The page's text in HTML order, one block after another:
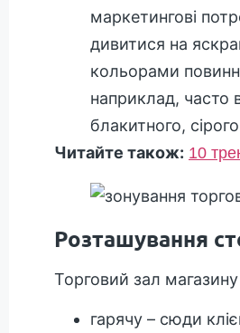
маркетингові
дивитися на
кольорами
наприклад, часто
блакитного,
Читайте також: 10
Розташування
Торговий зал магазину
гарячу – сюди